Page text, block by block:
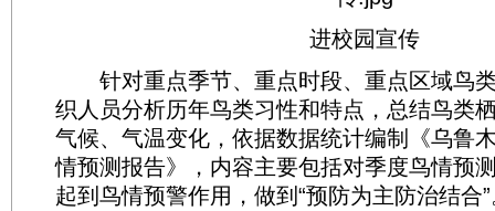
进校园宣传
针对重点季节、重点时段、重点区域鸟
织人员分析历年鸟类习性和特点，总结鸟类
气候、气温变化，依据数据统计编制《乌鲁
情预测报告》，内容主要包括对季度鸟情预
起到鸟情预警作用，做到“预防为主防治结合